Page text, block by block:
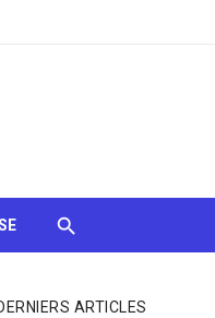
ARTICLES